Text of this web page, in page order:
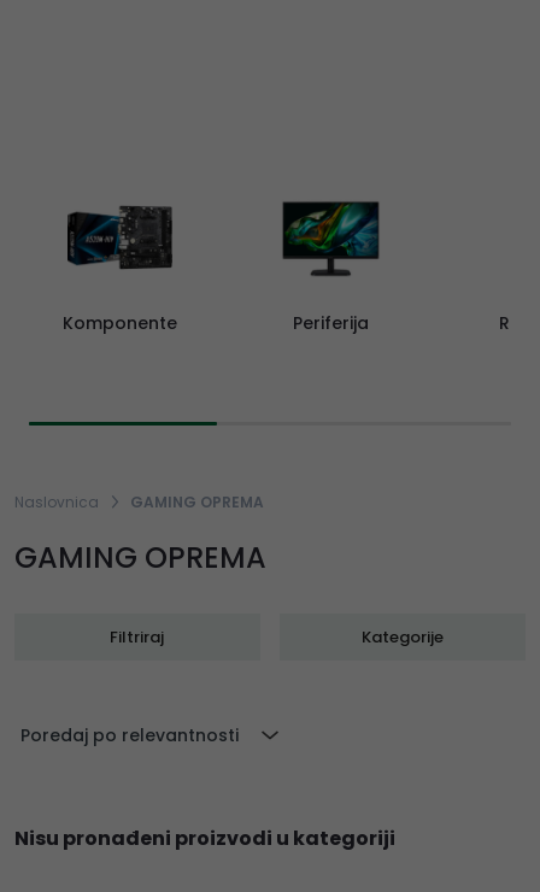
Komponente Periferija
Naslovnica GAMING OPREMA
GAMING OPREMA
Filtriraj Kategorije
Poredaj po relevantnosti
Nisu pronađeni proizvodi u kategoriji